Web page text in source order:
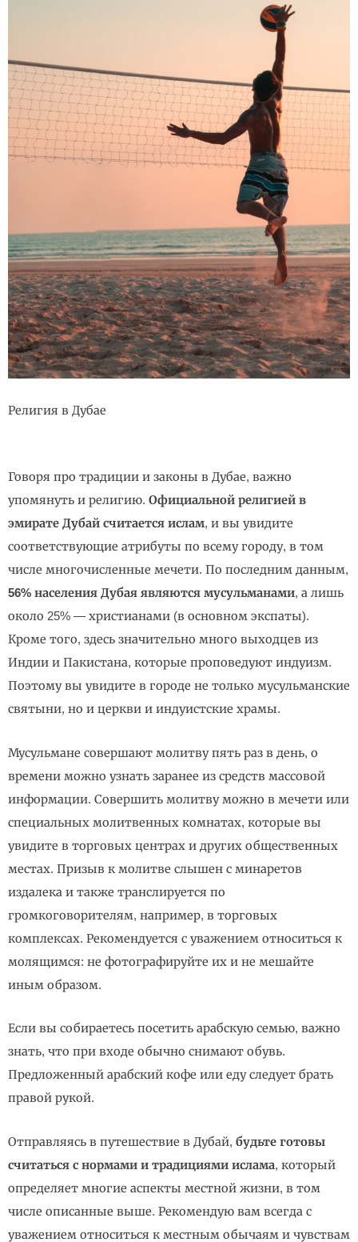
Религия в Дубае
Говоря про традиции и законы в Дубае, важно
упомянуть и религию. Официальной религией в
эмирате Дубай считается ислам, и вы увидите
соответствующие атрибуты по всему городу, в том
числе многочисленные мечети. По последним данным,
56% населения Дубая являются мусульманами, а лишь
около 25% — христианами (в основном экспаты).
Кроме того, здесь значительно много выходцев из
Индии и Пакистана, которые проповедуют индуизм.
Поэтому вы увидите в городе не только мусульманские
святыни, но и церкви и индуистские храмы.
Мусульмане совершают молитву пять раз в день, о
времени можно узнать заранее из средств массовой
информации. Совершить молитву можно в мечети или
специальных молитвенных комнатах, которые вы
увидите в торговых центрах и других общественных
местах. Призыв к молитве слышен с минаретов
издалека и также транслируется по
громкоговорителям, например, в торговых
комплексах. Рекомендуется с уважением относиться к
молящимся: не фотографируйте их и не мешайте
иным образом.
Если вы собираетесь посетить арабскую семью, важно
знать, что при входе обычно снимают обувь.
Предложенный арабский кофе или еду следует брать
правой рукой.
Отправляясь в путешествие в Дубай, будьте готовы
считаться с нормами и традициями ислама, который
определяет многие аспекты местной жизни, в том
числе описанные выше. Рекомендую вам всегда с
уважением относиться к местным обычаям и чувствам